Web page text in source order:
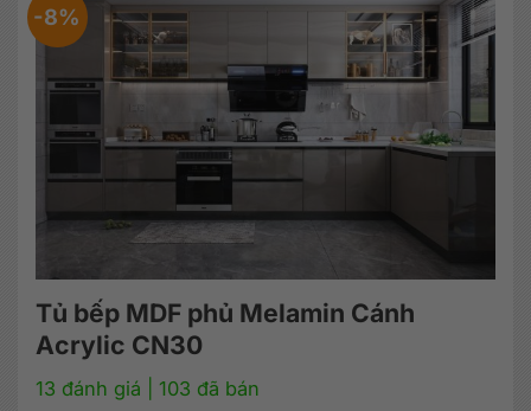
-8%
Tủ bếp MDF phủ Melamin Cánh
Acrylic CN30
13 đánh giá | 103 đã bán